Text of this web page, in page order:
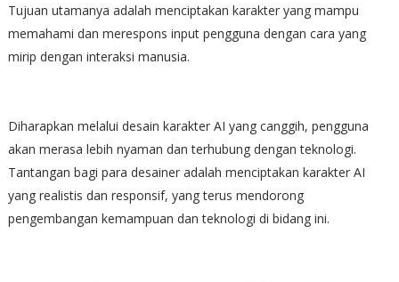
Tujuan utamanya adalah menciptakan karakter yang mampu
memahami dan merespons input pengguna dengan cara yang
mirip dengan interaksi manusia.
Diharapkan melalui desain karakter AI yang canggih, pengguna
akan merasa lebih nyaman dan terhubung dengan teknologi.
Tantangan bagi para desainer adalah menciptakan karakter AI
yang realistis dan responsif, yang terus mendorong
pengembangan kemampuan dan teknologi di bidang ini.